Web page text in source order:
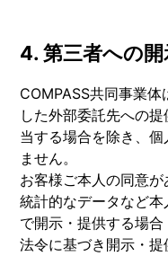
4. 第三者への
COMPASS共同事業
した外部委託先への
当する場合を除き、
ません。
お客様ご本人の同意が
統計的なデータなど
で開示・提供する場合
法令に基づき開示・